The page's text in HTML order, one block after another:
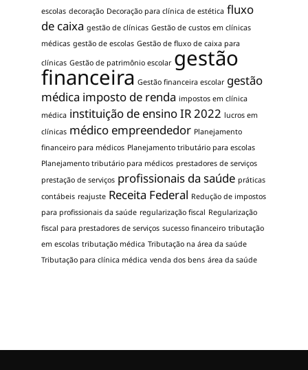
escolas decoração Decoração para clínica de estética fluxo
de caixa gestão de clínicas Gestão de custos em clínicas
médicas gestão de escolas Gestão de fluxo de caixa para
clínicas Gestão de patrimônio escolar gestão
financeira Gestão financeira escolar gestão
médica imposto de renda impostos em clínica
médica instituição de ensinoIR 2022 lucros em
clínicas médico empreendedor Planejamento
financeiro para médicos Planejamento tributário para escolas
Planejamento tributário para médicos prestadores de serviços
prestação de serviços profissionais da saúde práticas
contábeis reajuste Receita Federal Redução de impostos
para profissionais da saúde regularização fiscal Regularização
fiscal para prestadores de serviços sucesso financeiro tributação
em escolas tributação médica Tributação na área da saúde
Tributação para clínica médica venda dos bens área da saúde